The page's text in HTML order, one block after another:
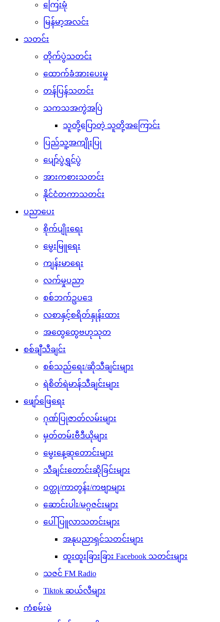
ကြေးမုံ
မြန်မာ့အလင်း
သတင်း
တိုက်ပွဲသတင်း
ထောက်ခံအားပေးမှု
တန်ပြန်သတင်း
သကသအကွဲအပြဲ
သူတို့ပြောတဲ့ သူတို့အကြောင်း
ပြည်သူ့အကျိုးပြု
ပျော်ပွဲရွှင်ပွဲ
အားကစားသတင်း
နိုင်ငံတကာသတင်း
ပညာပေး
စိုက်ပျိုးရေး
မွေးမြူရေး
ကျန်းမာရေး
လက်မှုပညာ
စစ်ဘက်ဥပဒေ
လစာနှင့်စရိတ်နှုန်းထား
အထွေထွေဗဟုသုတ
စစ်ချီသီချင်း
စစ်သည်ရေး/ဆိုသီချင်းများ
ရဲစိတ်ရဲမာန်သီချင်းများ
ဖျော်ဖြေရေး
ဂုဏ်ပြုဇာတ်လမ်းများ
မှတ်တမ်းဗီဒီယိုများ
မွေးနေ့ဆုတောင်းများ
သီချင်းတောင်းဆိုခြင်းများ
ဝတ္ထု/ကာတွန်း/ကဗျာများ
ဆောင်းပါး/မဂ္ဂဇင်းများ
ပေါ်ပြူလာသတင်းများ
အနုပညာရှင်သတင်းများ
ထူးထူးခြားခြား Facebook သတင်းများ
သဇင် FM Radio
Tiktok ဆယ်လီများ
ကံစမ်းမဲ